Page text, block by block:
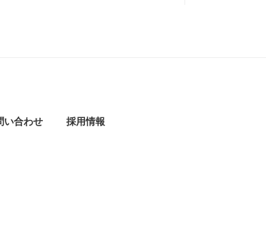
い合わせ 採用情報